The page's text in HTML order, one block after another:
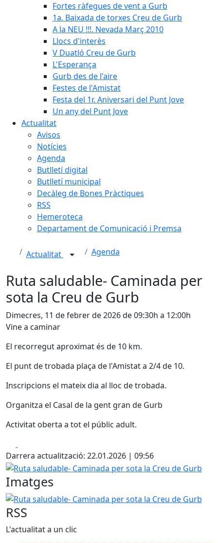
Fortes ràfegues de vent a Gurb
1a. Baixada de torxes Creu de Gurb
A la NEU !!!. Nevada Març 2010
Llocs d'interès
V Duatló Creu de Gurb
L'Esperança
Gurb des de l'aire
Festes de l'Amistat
Festa del 1r. Aniversari del Punt Jove
Un any del Punt Jove
Actualitat
Avisos
Notícies
Agenda
Butlletí digital
Butlletí municipal
Decàleg de Bones Pràctiques
RSS
Hemeroteca
Departament de Comunicació i Premsa
Actualitat Agenda
Ruta saludable- Caminada per
sota la Creu de Gurb
Dimecres, 11 de febrer de 2026 de 09:30h a 12:00h
Vine a caminar
El recorregut aproximat és de 10 km.
El punt de trobada plaça de l'Amistat a 2/4 de 10.
Inscripcions el mateix dia al lloc de trobada.
Organitza el Casal de la gent gran de Gurb
Activitat oberta a tot el públic adult.
Darrera actualització: 22.01.2026 | 09:56
Ruta saludable- Caminada per sota la Creu de Gurb
Imatges
Ruta saludable- Caminada per sota la Creu de Gurb
RSS
L'actualitat a un clic